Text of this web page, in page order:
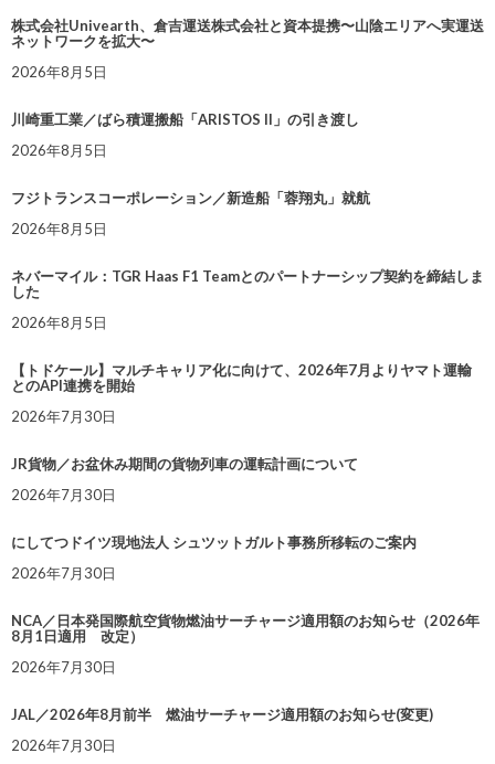
株式会社Univearth、倉吉運送株式会社と資本提携〜山陰エリアへ実運送
ネットワークを拡大〜
2026年8月5日
川崎重工業／ばら積運搬船「ARISTOS II」の引き渡し
2026年8月5日
フジトランスコーポレーション／新造船「蓉翔丸」就航
2026年8月5日
ネバーマイル：TGR Haas F1 Teamとのパートナーシップ契約を締結しま
した
2026年8月5日
【トドケール】マルチキャリア化に向けて、2026年7月よりヤマト運輸
とのAPI連携を開始
2026年7月30日
JR貨物／お盆休み期間の貨物列車の運転計画について
2026年7月30日
にしてつドイツ現地法人 シュツットガルト事務所移転のご案内
2026年7月30日
NCA／日本発国際航空貨物燃油サーチャージ適用額のお知らせ（2026年
8月1日適用 改定）
2026年7月30日
JAL／2026年8月前半 燃油サーチャージ適用額のお知らせ(変更)
2026年7月30日